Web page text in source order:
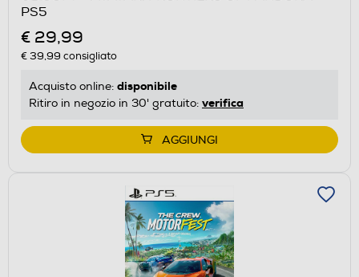
PS5
€ 29,99
€ 39,99 consigliato
Acquisto online: disponibile
Ritiro in negozio in 30' gratuito: verifica
AGGIUNGI